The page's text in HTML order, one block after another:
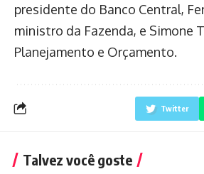
presidente do Banco Central,
ministro da Fazenda, e Simone
Planejamento e Orçamento.
Twitter
Talvez você goste